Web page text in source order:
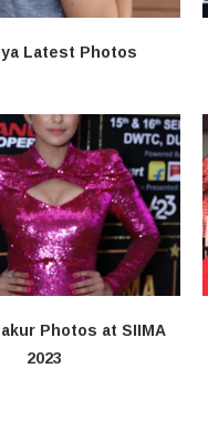
Latest Photos
Photos at SIIMA
2023